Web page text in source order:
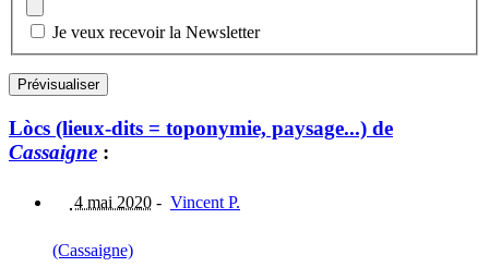
Je veux recevoir la Newsletter
Lòcs (lieux-dits = toponymie, paysage...) de
Cassaigne :
4 mai 2020 - Vincent P.
(Cassaigne)